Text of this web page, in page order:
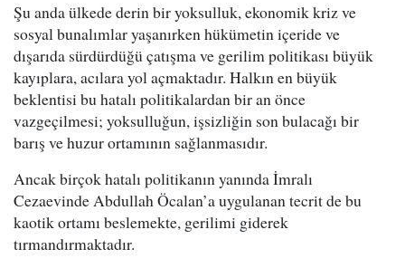
Şu anda ülkede derin bir yoksulluk, ekonomik kriz ve
sosyal bunalımlar yaşanırken hükümetin içeride ve
dışarıda sürdürdüğü çatışma ve gerilim politikası büyük
kayıplara, acılara yol açmaktadır. Halkın en büyük
beklentisi bu hatalı politikalardan bir an önce
vazgeçilmesi; yoksulluğun, işsizliğin son bulacağı bir
barış ve huzur ortamının sağlanmasıdır.
Ancak birçok hatalı politikanın yanında İmralı
Cezaevinde Abdullah Öcalan’a uygulanan tecrit de bu
kaotik ortamı beslemekte, gerilimi giderek
tırmandırmaktadır.